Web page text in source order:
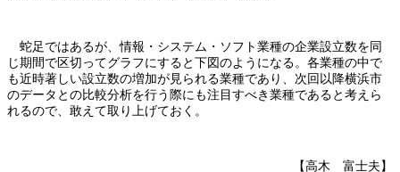
蛇足ではあるが、情報・システム・ソフト業種の企業設立数を同
じ期間で区切ってグラフにすると下図のようになる。各業種の中で
も近時著しい設立数の増加が見られる業種であり、次回以降横浜市
のデータとの比較分析を行う際にも注目すべき業種であると考えら
れるので、敢えて取り上げておく。
【高木 富士夫】